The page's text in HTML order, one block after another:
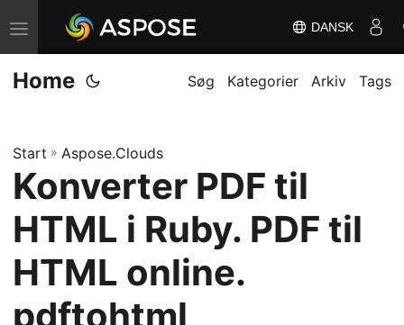
S
k
i
n
a
i
g
a
t
DANSK
Home Søg Kategorier Arkiv Tags
Start » Aspose.Clouds
Konverter PDF til
HTML i Ruby. PDF til
HTML online.
pdftohtml